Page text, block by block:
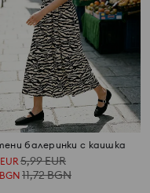
балеринки с каишка
EUR5,99EUR
BGN 11,72BGN